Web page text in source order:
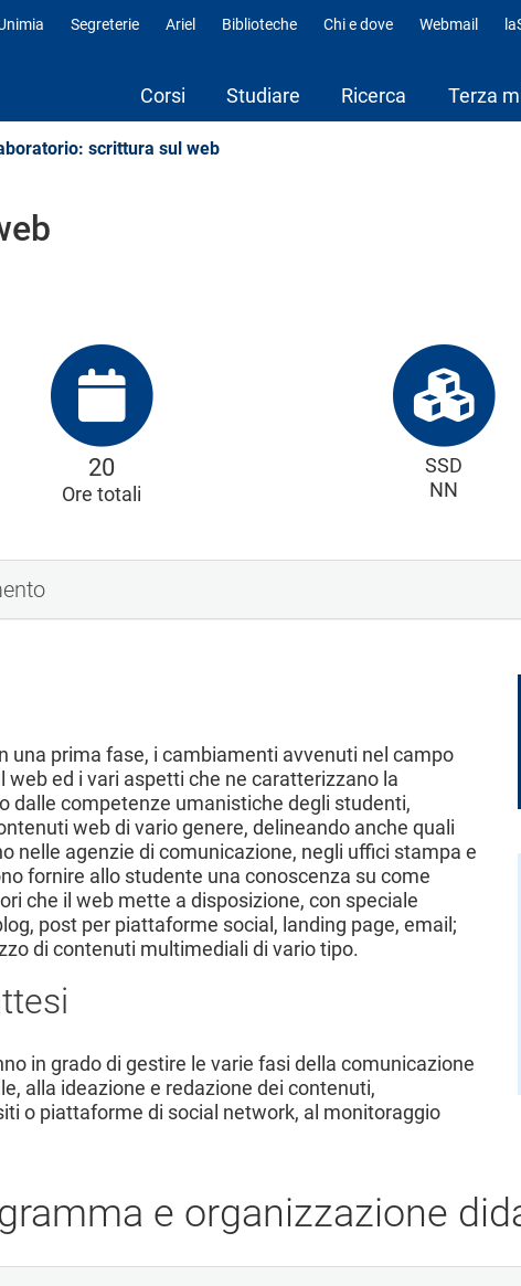
Segreterie Ariel Biblioteche Chi e dove Webmail
Corsi Studiare Ricerca Terza
scrittura sul web
20
Ore totali
SSD
NN
una prima fase, i cambiamenti avvenuti nel campo
ed i vari aspetti che ne caratterizzano la
dalle competenze umanistiche degli studenti,
web di vario genere, delineando anche quali
nelle agenzie di comunicazione, negli uffici stampa e
fornire allo studente una conoscenza su come
che il web mette a disposizione, con speciale
post per piattaforme social, landing page, email;
di contenuti multimediali di vario tipo.
in grado di gestire le varie fasi della comunicazione
alla ideazione e redazione dei contenuti,
o piattaforme di social network, al monitoraggio
e organizzazione